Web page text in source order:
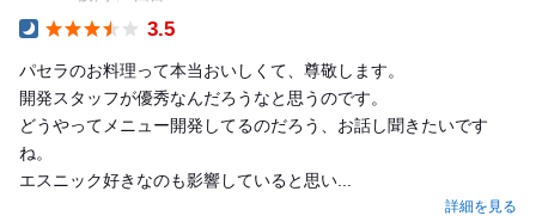
3.5
パセラのお料理って本当おいしくて、尊敬します。
開発スタッフが優秀なんだろうなと思うのです。
どうやってメニュー開発してるのだろう、お話し聞きたいです
ね。
エスニック好きなのも影響していると思い...
詳細を見る